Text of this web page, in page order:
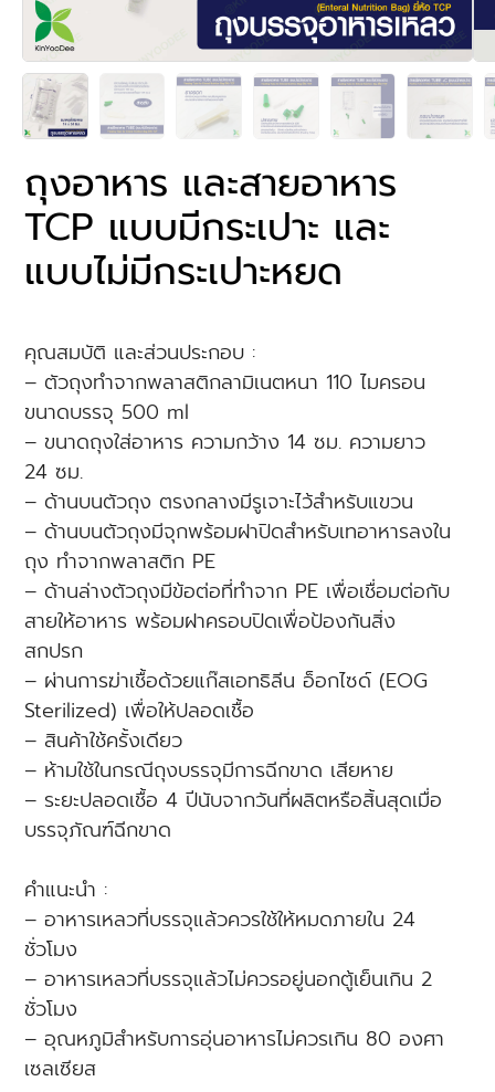
ถุงอาหาร และสายอาหาร
TCP แบบมีกระเปาะ และ
แบบไม่มีกระเปาะหยด
คุณสมบัติ และส่วนประกอบ :
– ตัวถุงทำจากพลาสติกลามิเนตหนา 110 ไมครอน
ขนาดบรรจุ 500 ml
– ขนาดถุงใส่อาหาร ความกว้าง 14 ซม. ความยาว
24 ซม.
– ด้านบนตัวถุง ตรงกลางมีรูเจาะไว้สำหรับแขวน
– ด้านบนตัวถุงมีจุกพร้อมฝาปิดสำหรับเทอาหารลงใน
ถุง ทำจากพลาสติก PE
– ด้านล่างตัวถุงมีข้อต่อที่ทำจาก PE เพื่อเชื่อมต่อกับ
สายให้อาหาร พร้อมฝาครอบปิดเพื่อป้องกันสิ่ง
สกปรก
– ผ่านการฆ่าเชื้อด้วยแก๊สเอทธิลีน อ็อกไซด์ (EOG
Sterilized) เพื่อให้ปลอดเชื้อ
– สินค้าใช้ครั้งเดียว
– ห้ามใช้ในกรณีถุงบรรจุมีการฉีกขาด เสียหาย
– ระยะปลอดเชื้อ 4 ปีนับจากวันที่ผลิตหรือสิ้นสุดเมื่อ
บรรจุภัณฑ์ฉีกขาด
คำแนะนำ :
– อาหารเหลวที่บรรจุแล้วควรใช้ให้หมดภายใน 24
ชั่วโมง
– อาหารเหลวที่บรรจุแล้วไม่ควรอยู่นอกตู้เย็นเกิน 2
ชั่วโมง
– อุณหภูมิสำหรับการอุ่นอาหารไม่ควรเกิน 80 องศา
เซลเซียส